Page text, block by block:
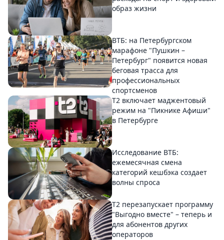
образ жизни
ВТБ: на Петербургском
марафоне "Пушкин –
Петербург" появится новая
беговая трасса для
профессиональных
спортсменов
Т2 включает маджентовый
режим на "Пикнике Афиши"
в Петербурге
Исследование ВТБ:
ежемесячная смена
категорий кешбэка создает
волны спроса
Т2 перезапускает программу
"Выгодно вместе" – теперь и
для абонентов других
операторов